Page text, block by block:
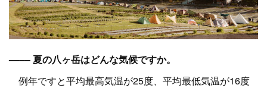
–––– 夏の八ヶ岳はどんな気候ですか。
例年ですと平均最高気温が25度、平均最低気温が16度